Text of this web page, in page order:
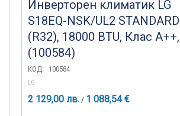
Инверторен климатик LG
S18EQ-NSK/UL2 STANDARD
(R32), 18000 BTU, Клас A++,
(100584)
КОД: 100584
LG
2 129,00 лв./ 1 088,54 €